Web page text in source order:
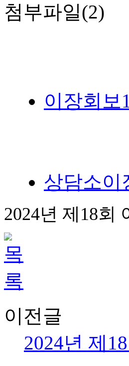
첨부파일(2)
이장회보
상담소이
2024년 제18회
이전글
2024년 제